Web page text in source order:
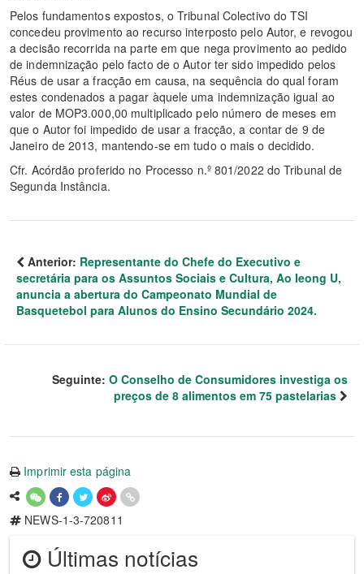
Pelos fundamentos expostos, o Tribunal Colectivo do TSI
concedeu provimento ao recurso interposto pelo Autor, e revogou
a decisão recorrida na parte em que nega provimento ao pedido
de indemnização pelo facto de o Autor ter sido impedido pelos
Réus de usar a fracção em causa, na sequência do qual foram
estes condenados a pagar àquele uma indemnização igual ao
valor de MOP3.000,00 multiplicado pelo número de meses em
que o Autor foi impedido de usar a fracção, a contar de 9 de
Janeiro de 2013, mantendo-se em tudo o mais o decidido.
Cfr. Acórdão proferido no Processo n.º 801/2022 do Tribunal de
Segunda Instância.
Anterior: Representante do Chefe do Executivo e
secretária para os Assuntos Sociais e Cultura, Ao Ieong U,
anuncia a abertura do Campeonato Mundial de
Basquetebol para Alunos do Ensino Secundário 2024.
Seguinte: O Conselho de Consumidores investiga os
preços de 8 alimentos em 75 pastelarias
Imprimir esta página
NEWS-1-3-720811
Últimas notícias